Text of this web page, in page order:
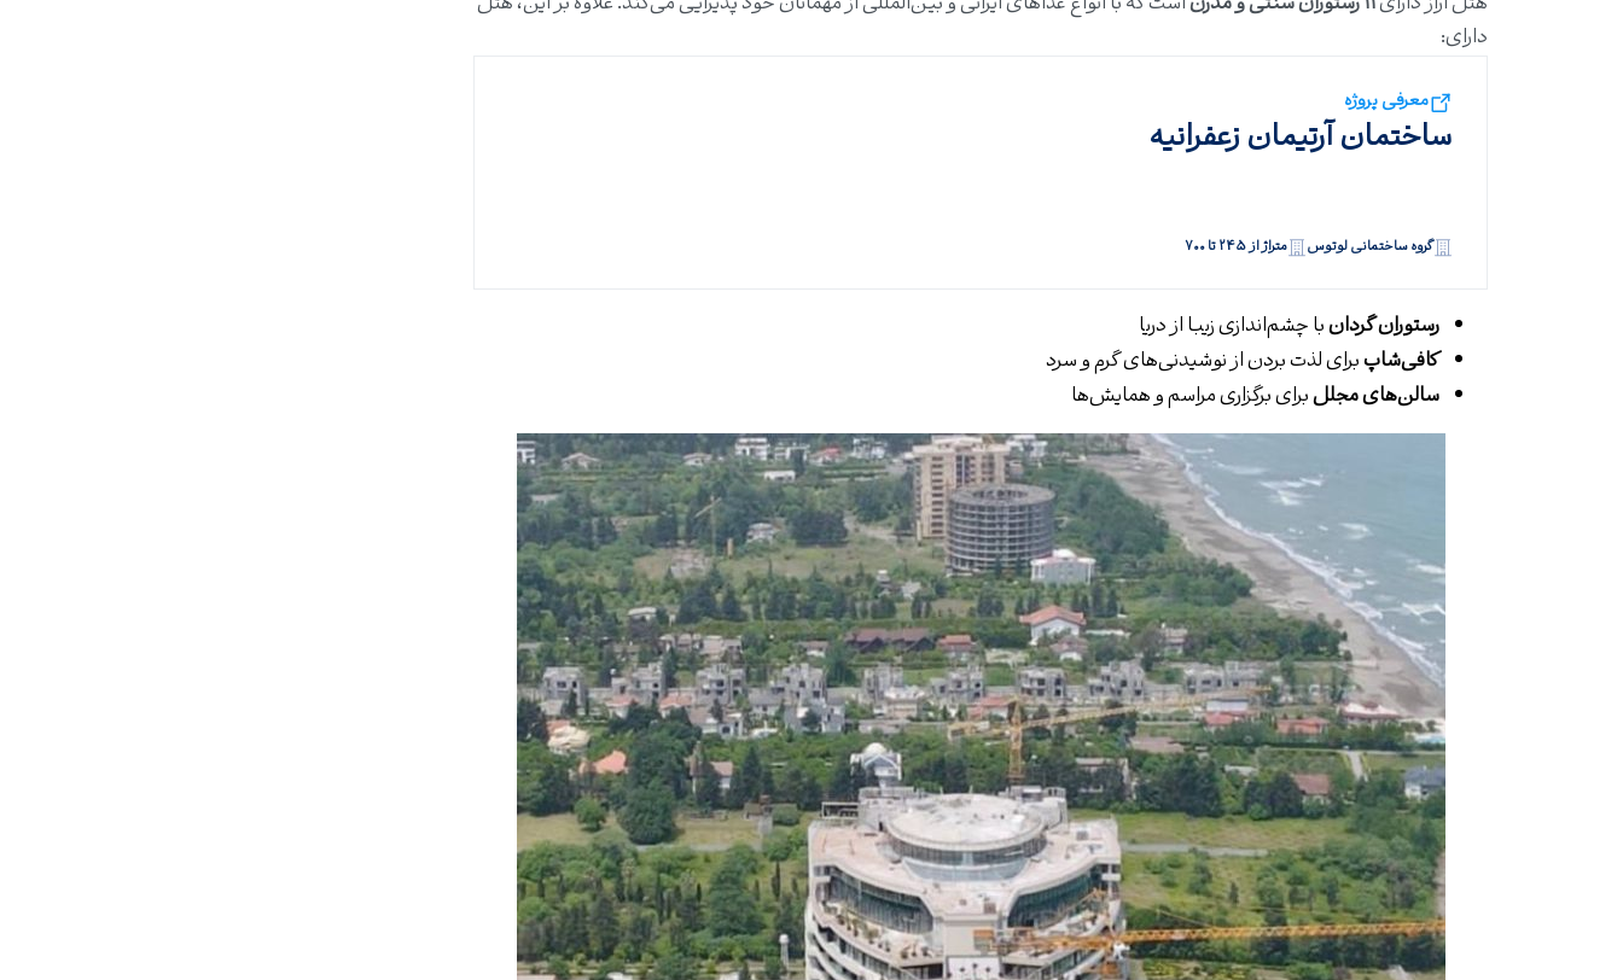
دارای:
معرفی پروژه
ساختمان آرتیمان زعفرانیه
گروه ساختمانی لوتوس متراژ از ۲۴۵ تا ۷۰۰
رستوران گردانبا چشم‌اندازی زیبا از دریا
کافی‌شاپبرای لذت بردن از نوشیدنی‌های گرم و سرد
سالن‌های مجللبرای برگزاری مراسم و همایش‌ها